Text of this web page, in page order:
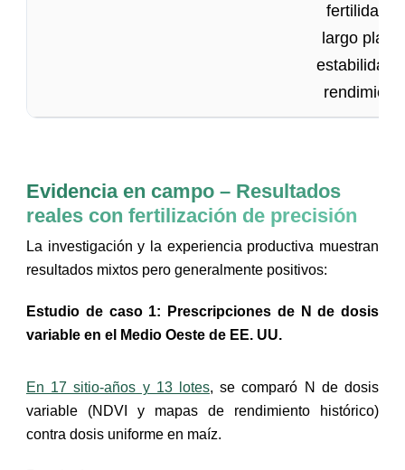
fertilidad
largo plazo
estabilidad
Evidencia en campo – Resultados
reales con fertilización de precisión
La investigación y la experiencia productiva muestran
resultados mixtos pero generalmente positivos:
Estudio de caso 1: Prescripciones de N de dosis
variable en el Medio Oeste de EE. UU.
En 17 sitio-años y 13 lotes, se comparó N de dosis
variable (NDVI y mapas de rendimiento histórico)
contra dosis uniforme en maíz.